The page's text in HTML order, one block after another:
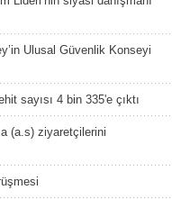
Ulusal Güvenlik Konseyi
sayısı 4 bin 335'e çıktı
(a.s) ziyaretçilerini